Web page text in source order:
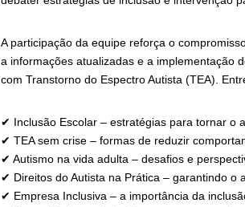
A participação da equipe reforça o
a informações atualizadas e a implementação
com Transtorno do Espectro Autista (TEA).
✔ Inclusão Escolar – estratégias para tornar o
✔ TEA sem crise – formas de reduzir
✔ Autismo na vida adulta – desafios e
✔ Direitos do Autista na Prática – garantindo o
✔ Empresa Inclusiva – a importância da